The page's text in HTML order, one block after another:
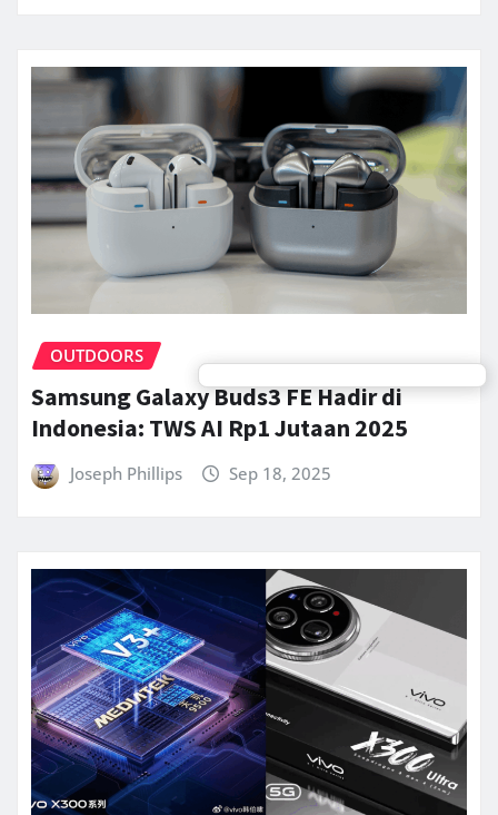
OUTDOORS
Samsung Galaxy Buds3 FE Hadir di
Indonesia: TWS AI Rp1 Jutaan 2025
Joseph Phillips Sep 18, 2025